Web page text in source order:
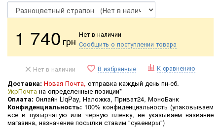
1 740 грн
Нет в наличии
Сообщить о поступлении товара
Нет в наличии В избранные К сравнению
Доставка: Новая Почта, отправка каждый день пн-сб.
УкрПочта на определенные позиции*
Оплата: Онлайн LiqPay, Наложка, Приват24, МоноБанк
Конфиденциальность: 100% конфиденциальность (упаковываем
все в пузырчатую или черную пленку, не указываем название
магазина, назначение посылки ставим "сувениры")